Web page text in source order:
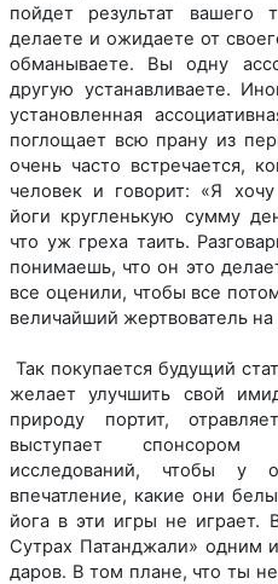
пойдет результат
делаете и ожидаете от
обманываете. Вы одну
другую устанавливаете.
установленная
поглощает всю прану из
очень часто встречается,
человек и говорит: «Я
йоги кругленькую сумму
что уж греха таить.
понимаешь, что он это
все оценили, чтобы все
величайший жертвователь на
Так покупается будущий
желает улучшить свой
природу портит,
выступает спонсором
исследований, чтобы у
впечатление, какие они
йога в эти игры не играет.
Сутрах Патанджали» одним
даров. В том плане, что ты